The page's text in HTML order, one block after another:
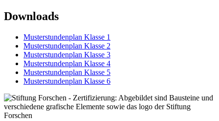
Downloads
Musterstundenplan Klasse 1
Musterstundenplan Klasse 2
Musterstundenplan Klasse 3
Musterstundenplan Klasse 4
Musterstundenplan Klasse 5
Musterstundenplan Klasse 6